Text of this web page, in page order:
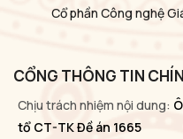
Cổ phần Công nghệ
CỔNG THÔNG TIN
Chịu trách nhiệm nội dung:
tổ CT-TK Đề án 1665